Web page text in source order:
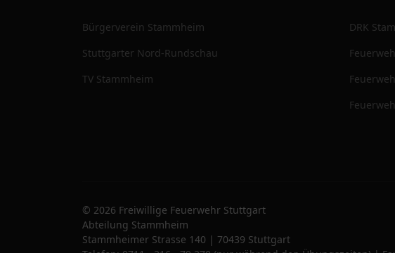
Bürgerverein Stammheim
Stuttgarter Nord-Rundschau
TV Stammheim
DRK
© 2026 Freiwillige Feuerwehr Stuttgart
Abteilung Stammheim
Stammheimer Strasse 140 | 70439 Stuttgart